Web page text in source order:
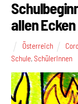
allen
Österreich
Schule,SchülerInnen